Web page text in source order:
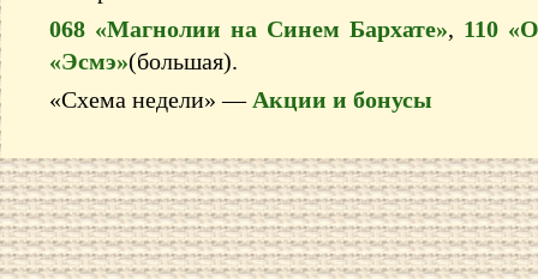
068 «Магнолии на Синем Бархате», 110
«Эсмэ»(большая).
«Схема недели» — Акции и бонусы